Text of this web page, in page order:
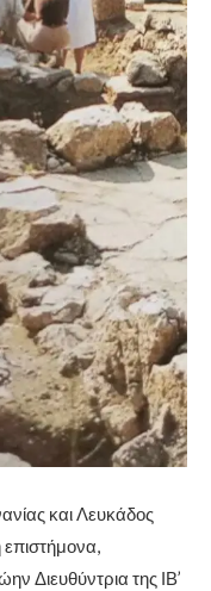
και Λευκάδος
επιστήμονα,
Διευθύντρια της ΙΒ’